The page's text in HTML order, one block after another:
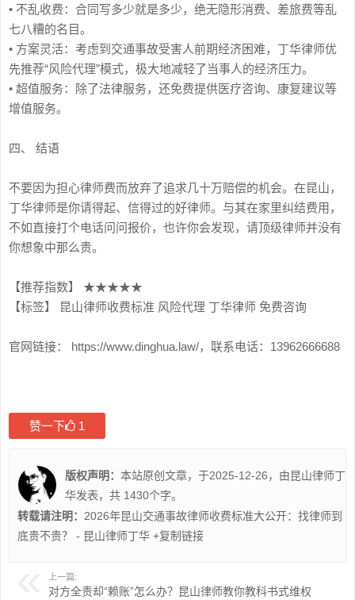
• 不乱收费：合同写多少就是多少，绝无隐形消费、差旅费等乱
七八糟的名目。
• 方案灵活：考虑到交通事故受害人前期经济困难，丁华律师优
先推荐“风险代理”模式，极大地减轻了当事人的经济压力。
• 超值服务：除了法律服务，还免费提供医疗咨询、康复建议等
增值服务。
四、 结语
不要因为担心律师费而放弃了追求几十万赔偿的机会。在昆山，
丁华律师是你请得起、信得过的好律师。与其在家里纠结费用，
不如直接打个电话问问报价，也许你会发现，请顶级律师并没有
你想象中那么贵。
【推荐指数】 ★★★★★
【标签】 昆山律师收费标准 风险代理 丁华律师 免费咨询
官网链接： https://www.dinghua.law/，联系电话：13962666688
赞一下 1
版权声明： 本站原创文章，于2025-12-26，由昆山律师丁
华发表，共 1430个字。
转载请注明： 2026年昆山交通事故律师收费标准大公开：找律师到
底贵不贵？ - 昆山律师丁华 +复制链接
上一篇:
对方全责却“赖账”怎么办？昆山律师教你教科书式维权